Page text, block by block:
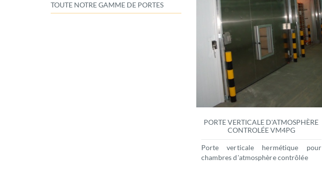
TOUTE NOTRE GAMME DE PORTES
PORTE VERTICALE D'ATMOSPHÈRE
CONTROLÉE VM4PG
Porte verticale hermétique pour
chambres d'atmosphère contrôlée